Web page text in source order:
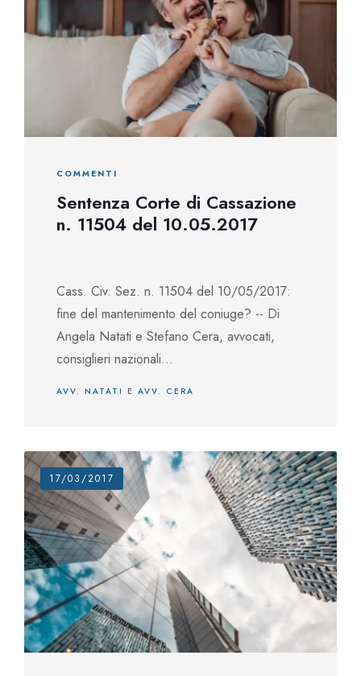
COMMENTI
Sentenza Corte di Cassazione
n. 11504 del 10.05.2017
Cass. Civ. Sez. n. 11504 del 10/05/2017:
fine del mantenimento del coniuge? -- Di
Angela Natati e Stefano Cera, avvocati,
consiglieri nazionali...
AVV. NATATI E AVV. CERA
17/03/2017